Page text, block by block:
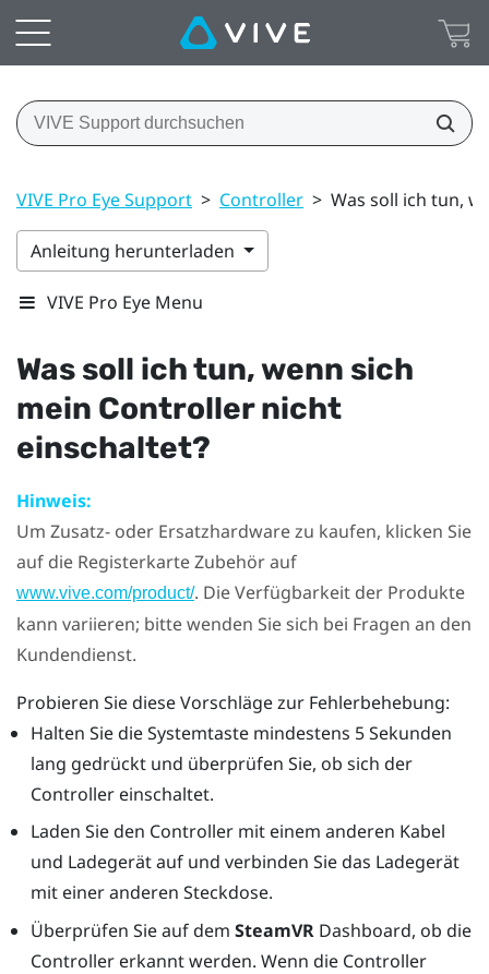
VIVE Pro Eye Support > Controller > Was soll ich tun,
Anleitung herunterladen
VIVE Pro Eye Menu
Was soll ich tun, wenn sich
mein Controller nicht
einschaltet?
Hinweis:
Um Zusatz- oder Ersatzhardware zu kaufen, klicken Sie
auf die Registerkarte Zubehör auf
www.vive.com/product/. Die Verfügbarkeit der Produkte
kann variieren; bitte wenden Sie sich bei Fragen an den
Kundendienst.
Probieren Sie diese Vorschläge zur Fehlerbehebung:
Halten Sie die Systemtaste mindestens 5 Sekunden
lang gedrückt und überprüfen Sie, ob sich der
Controller einschaltet.
Laden Sie den Controller mit einem anderen Kabel
und Ladegerät auf und verbinden Sie das Ladegerät
mit einer anderen Steckdose.
Überprüfen Sie auf dem SteamVRDashboard, ob die
Controller erkannt werden. Wenn die Controller